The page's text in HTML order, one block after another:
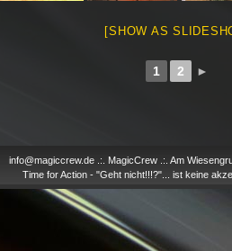
[SHOW AS
1 2 ►
info@magiccrew.de .:. MagicCrew .:. Am
Time for Action - "Geht nicht!!!?"... ist keine